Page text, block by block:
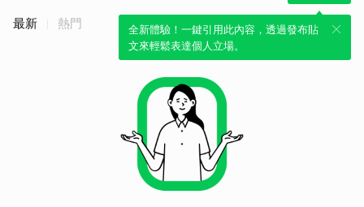
全新體驗！一鍵引用此內容，透過發布貼
文來輕鬆表達個人立場。
最新 熱門